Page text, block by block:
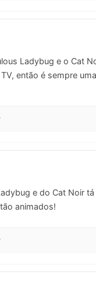
Ladybug e o Cat
então é sempre
e do Cat Noir
animados!